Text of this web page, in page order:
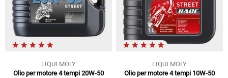
LIQUI MOLY
Olio per motore 4 tempi 20W-50
LIQUI MOLY
Olio per motore 4 tempi 10W-50